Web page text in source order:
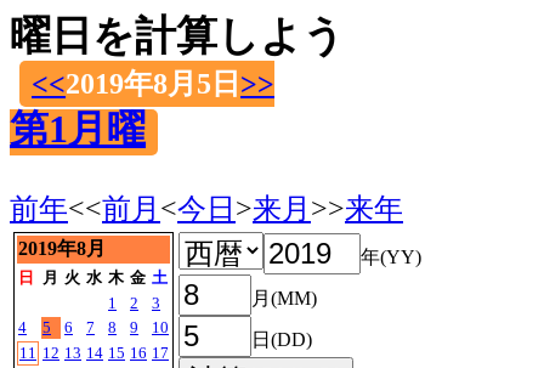
曜日を計算しよう
<<2019年8月5日 >>
第1月曜
前年<<前月 <今日 >来月 >>来年
2019年8月
日 月 火 水 木 金 土
1
2
3
4
5 6 7 8 9
10
11 12 13 14 15 16 17
年(YY)
月(MM)
日(DD)